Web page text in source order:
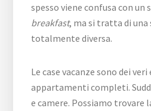
spesso viene confusa con un
breakfast, ma si tratta di
totalmente diversa.
Le case vacanze sono dei
appartamenti completi.
e camere. Possiamo trovare